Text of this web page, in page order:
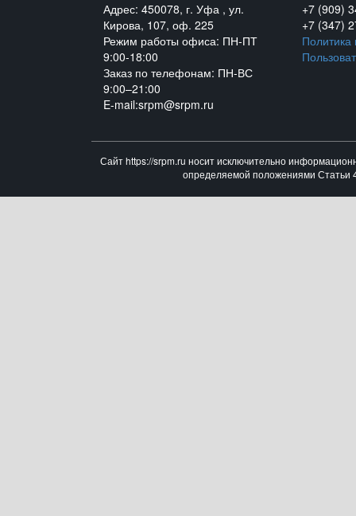
Адрес: 450078, г. Уфа , ул.
Кирова, 107, оф. 225
Режим работы офиса: ПН-ПТ
9:00-18:00
Заказ по телефонам: ПН-ВС
9:00–21:00
E-mail:srpm@srpm.ru
+7 (909)
+7 (347)
Сайт https://srpm.ru носит исключительно
определяемой положениями Статьи